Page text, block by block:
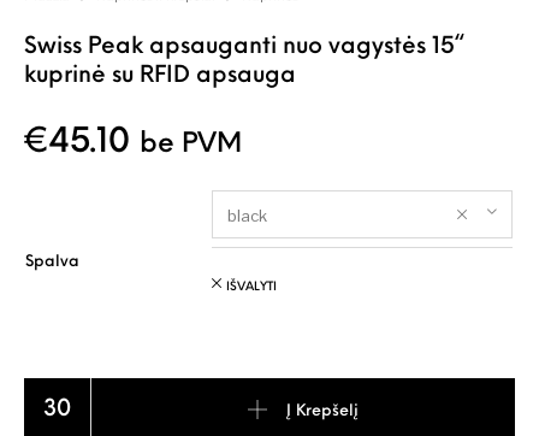
Swiss Peak apsauganti nuo vagystės 15“
kuprinė su RFID apsauga
€45.10 be PVM
Spalva
black
IŠVALYTI
Į Krepšelį